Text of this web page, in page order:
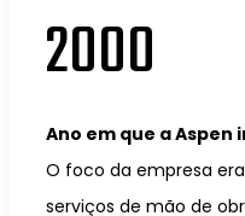
2000
Ano em que a
O foco da empresa
serviços de mão de